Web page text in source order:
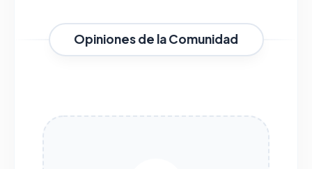
Opiniones de la Comunidad